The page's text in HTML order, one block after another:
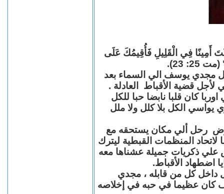
أَمِينًا فِي الْقَلِيلِ فَأُقِيمُكَ عَلَى
23).
مجدي يوسف الي السماء بعد
قضية الأقباط العادلة .
كان قلبا نابضا حبا للكل
يواسي الكل بلا كلل ولا ملل
رحل ألي مكان يستحقه مع
المنظمات القبطية ليترك
علي ذكريات جميلة عشناها معه
اضطهاد الأقباط.
داخل كل من قابله ، مجدي
عظيما في حبه في إخلاصه